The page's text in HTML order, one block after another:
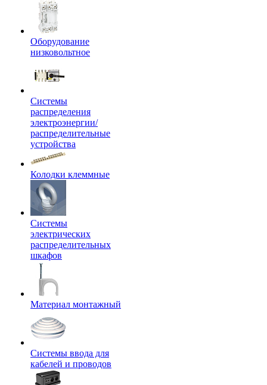
Оборудование
низковольтное
Системы
распределения
электроэнергии/
распределительные
устройства
Колодки клеммные
Системы
электрических
распределительных
шкафов
Материал монтажный
Системы ввода для
кабелей и проводов